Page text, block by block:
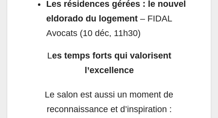
Les résidences gérées : le nouvel
eldorado du logement – FIDAL
Avocats (10 déc, 11h30)
Les temps forts qui valorisent
l’excellence
Le salon est aussi un moment de
reconnaissance et d’inspiration :